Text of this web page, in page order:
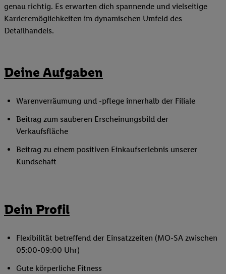
genau richtig. Es erwarten dich spannende und vielseitige
Karrieremöglichkeiten im dynamischen Umfeld des
Detailhandels.
Deine Aufgaben
Warenverräumung und -pflege innerhalb der Filiale
Beitrag zum sauberen Erscheinungsbild der
Verkaufsfläche
Beitrag zu einem positiven Einkaufserlebnis unserer
Kundschaft
Dein Profil
Flexibilität betreffend der Einsatzzeiten (MO-SA zwischen
05:00-09:00 Uhr)
Gute körperliche Fitness